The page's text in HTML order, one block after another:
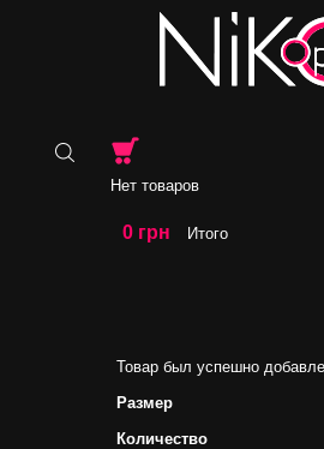
Нет товаров
0 грн Итого
Товар был успешно
Размер
Количество